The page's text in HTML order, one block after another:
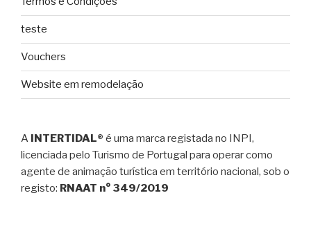
teste
Vouchers
Website em remodelação
A INTERTIDAL® é uma marca registada no INPI,
licenciada pelo Turismo de Portugal para operar como
agente de animação turística em território nacional, sob o
registo: RNAAT n° 349/2019